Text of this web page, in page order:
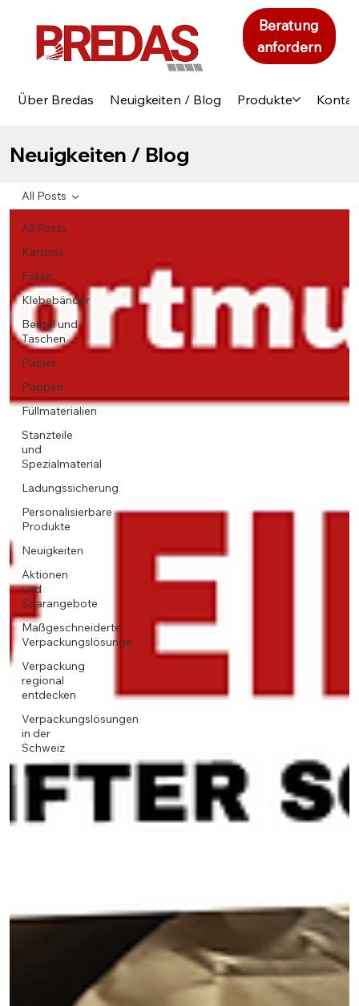
Über Bredas Neuigkeiten / Blog Produkte
Beratung
anfordern
Neuigkeiten / Blog
All Posts
Kartons
Folien
Klebebänder
Beutel und
Taschen
Papier
Pappen
Füllmaterialien
Stanzteile
und
Spezialmaterial
Ladungssicherung
Personalisierbare
Produkte
Neuigkeiten
Aktionen
und
Sparangebote
Maßgeschneiderte
Verpackungslösunge
Verpackung
regional
entdecken
Verpackungslösungen
in der
Schweiz
All Posts